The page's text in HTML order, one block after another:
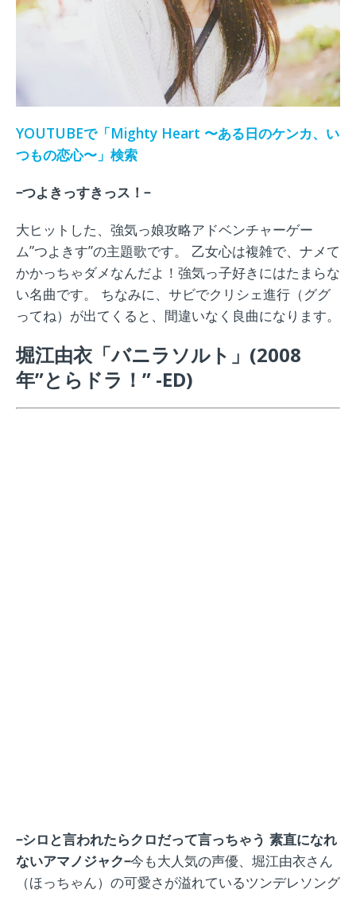
YOUTUBEで「Mighty Heart 〜ある日のケンカ、い
つもの恋心〜」検索
–つよきっすきっス！ –
大ヒットした、強気っ娘攻略アドベンチャーゲー
ム”つよきす”の主題歌です。 乙女心は複雑で、ナメて
かかっちゃダメなんだよ！強気っ子好きにはたまらな
い名曲です。 ちなみに、サビでクリシェ進行（ググ
ってね）が出てくると、間違いなく良曲になります。
堀江由衣「バニラソルト」 (2008
年”とらドラ！” -ED)
–シロと言われたらクロだって言っちゃう 素直になれ
ないアマノジャク–今も大人気の声優、堀江由衣さん
（ほっちゃん）の可愛さが溢れているツンデレソング